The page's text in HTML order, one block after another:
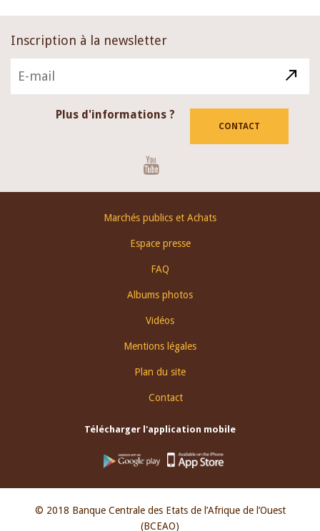
Inscription à la newsletter
Plus d'informations ?
CONTACT
Marchés publics et Achats
Espace presse
FAQ
Albums photos
Vidéos
Mentions légales
Plan du site
Contact
Télécharger l'application mobile
© 2018 Banque Centrale des Etats de l’Afrique de l’Ouest
(BCEAO)